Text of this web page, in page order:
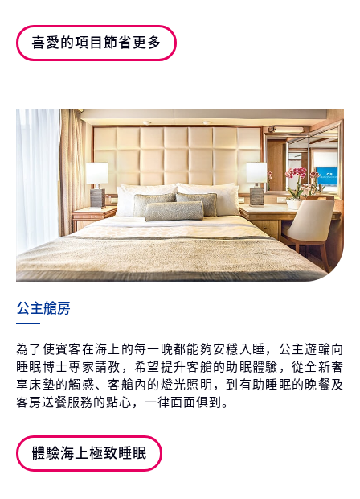
喜愛的項目節省更多
公主艙房
為了使賓客在海上的每一晚都能夠安穩入睡，公主遊輪向
睡眠博士專家請教，希望提升客艙的助眠體驗，從全新奢
享床墊的觸感、客艙內的燈光照明，到有助睡眠的晚餐及
客房送餐服務的點心，一律面面俱到。
體驗海上極致睡眠